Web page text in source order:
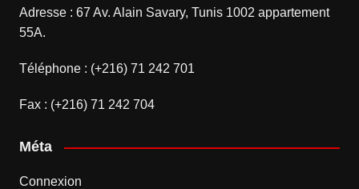
Adresse : 67 Av. Alain Savary, Tunis 1002 appartement
55A.
Téléphone : (+216) 71 242 701
Fax : (+216) 71 242 704
Méta
Connexion